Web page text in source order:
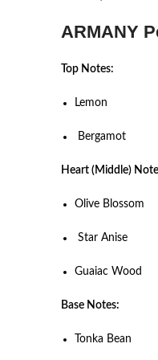
ARMANY
Top Notes:
Lemon
Bergamot
Heart (Middle)
Olive Blossom
Star Anise
Guaiac Wood
Base Notes:
Tonka Bean